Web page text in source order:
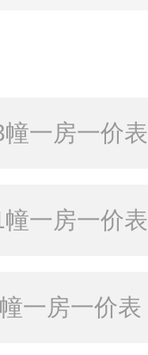
幢一房一价表
幢一房一价表
一房一价表